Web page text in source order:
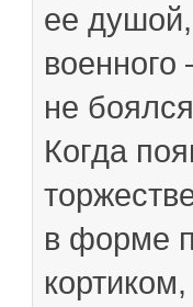
ее
военного
не
Когда
в форме